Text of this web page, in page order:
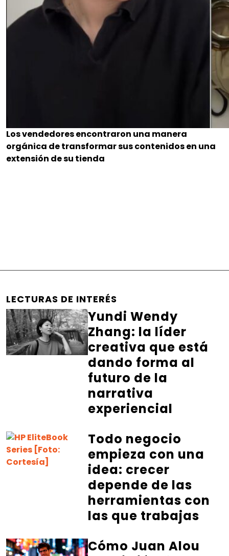
Los vendedores encontraron una manera
orgánica de transformar sus contenidos en una
extensión de su tienda
LECTURAS DE INTERÉS
Yundi Wendy
Zhang: la líder
creativa que está
dando forma al
futuro de la
narrativa
experiencial
Todo negocio
empieza con una
idea: crecer
depende de las
herramientas con
las que trabajas
Cómo Juan Alou